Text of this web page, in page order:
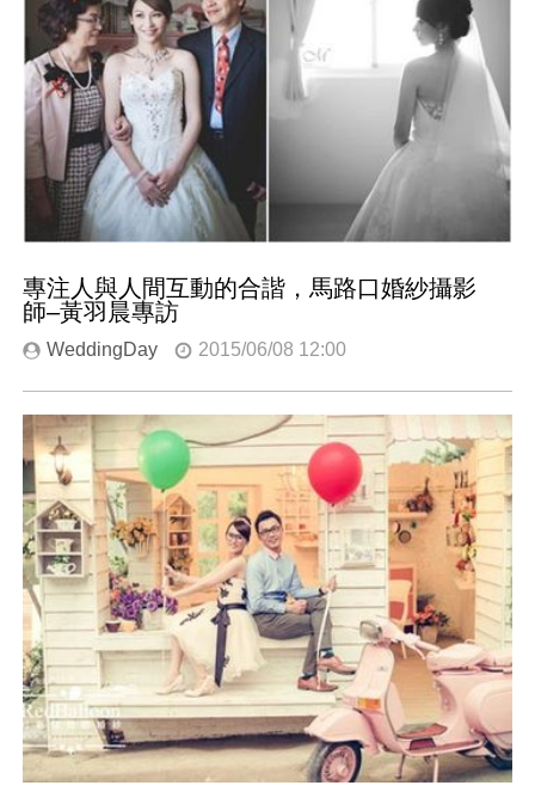
專注人與人間互動的合諧，馬路口婚紗攝影
師–黃羽晨專訪
WeddingDay 2015/06/08 12:00